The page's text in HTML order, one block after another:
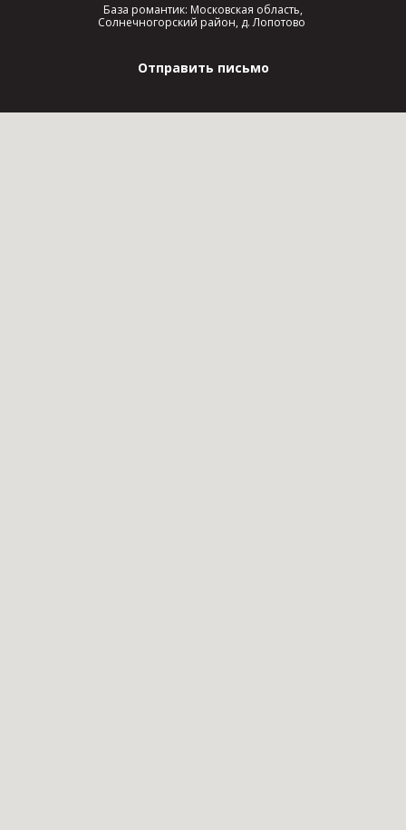
База романтик: Московская область,
Солнечногорский район, д. Лопотово
Отправить письмо